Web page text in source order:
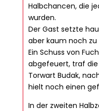
Halbchancen, die
wurden.
Der Gast setzte
aber kaum noch
Ein Schuss von
abgefeuert, traf die
Torwart Budak,
hielt noch einen
In der zweiten